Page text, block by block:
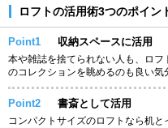
ロフトの活用術3つのポイン
Point1 収納スペースに活用
本や雑誌を捨てられない人も、ロ
のコレクションを眺めるのも良い気
Point2 書斎として活用
コンパクトサイズのロフトなら机